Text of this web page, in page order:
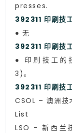
presses.
392311 印刷技
● 无
392311 印刷
● 印刷技工的
3)。
392311 印刷技
CSOL – 澳洲
List
LSO – 新西兰